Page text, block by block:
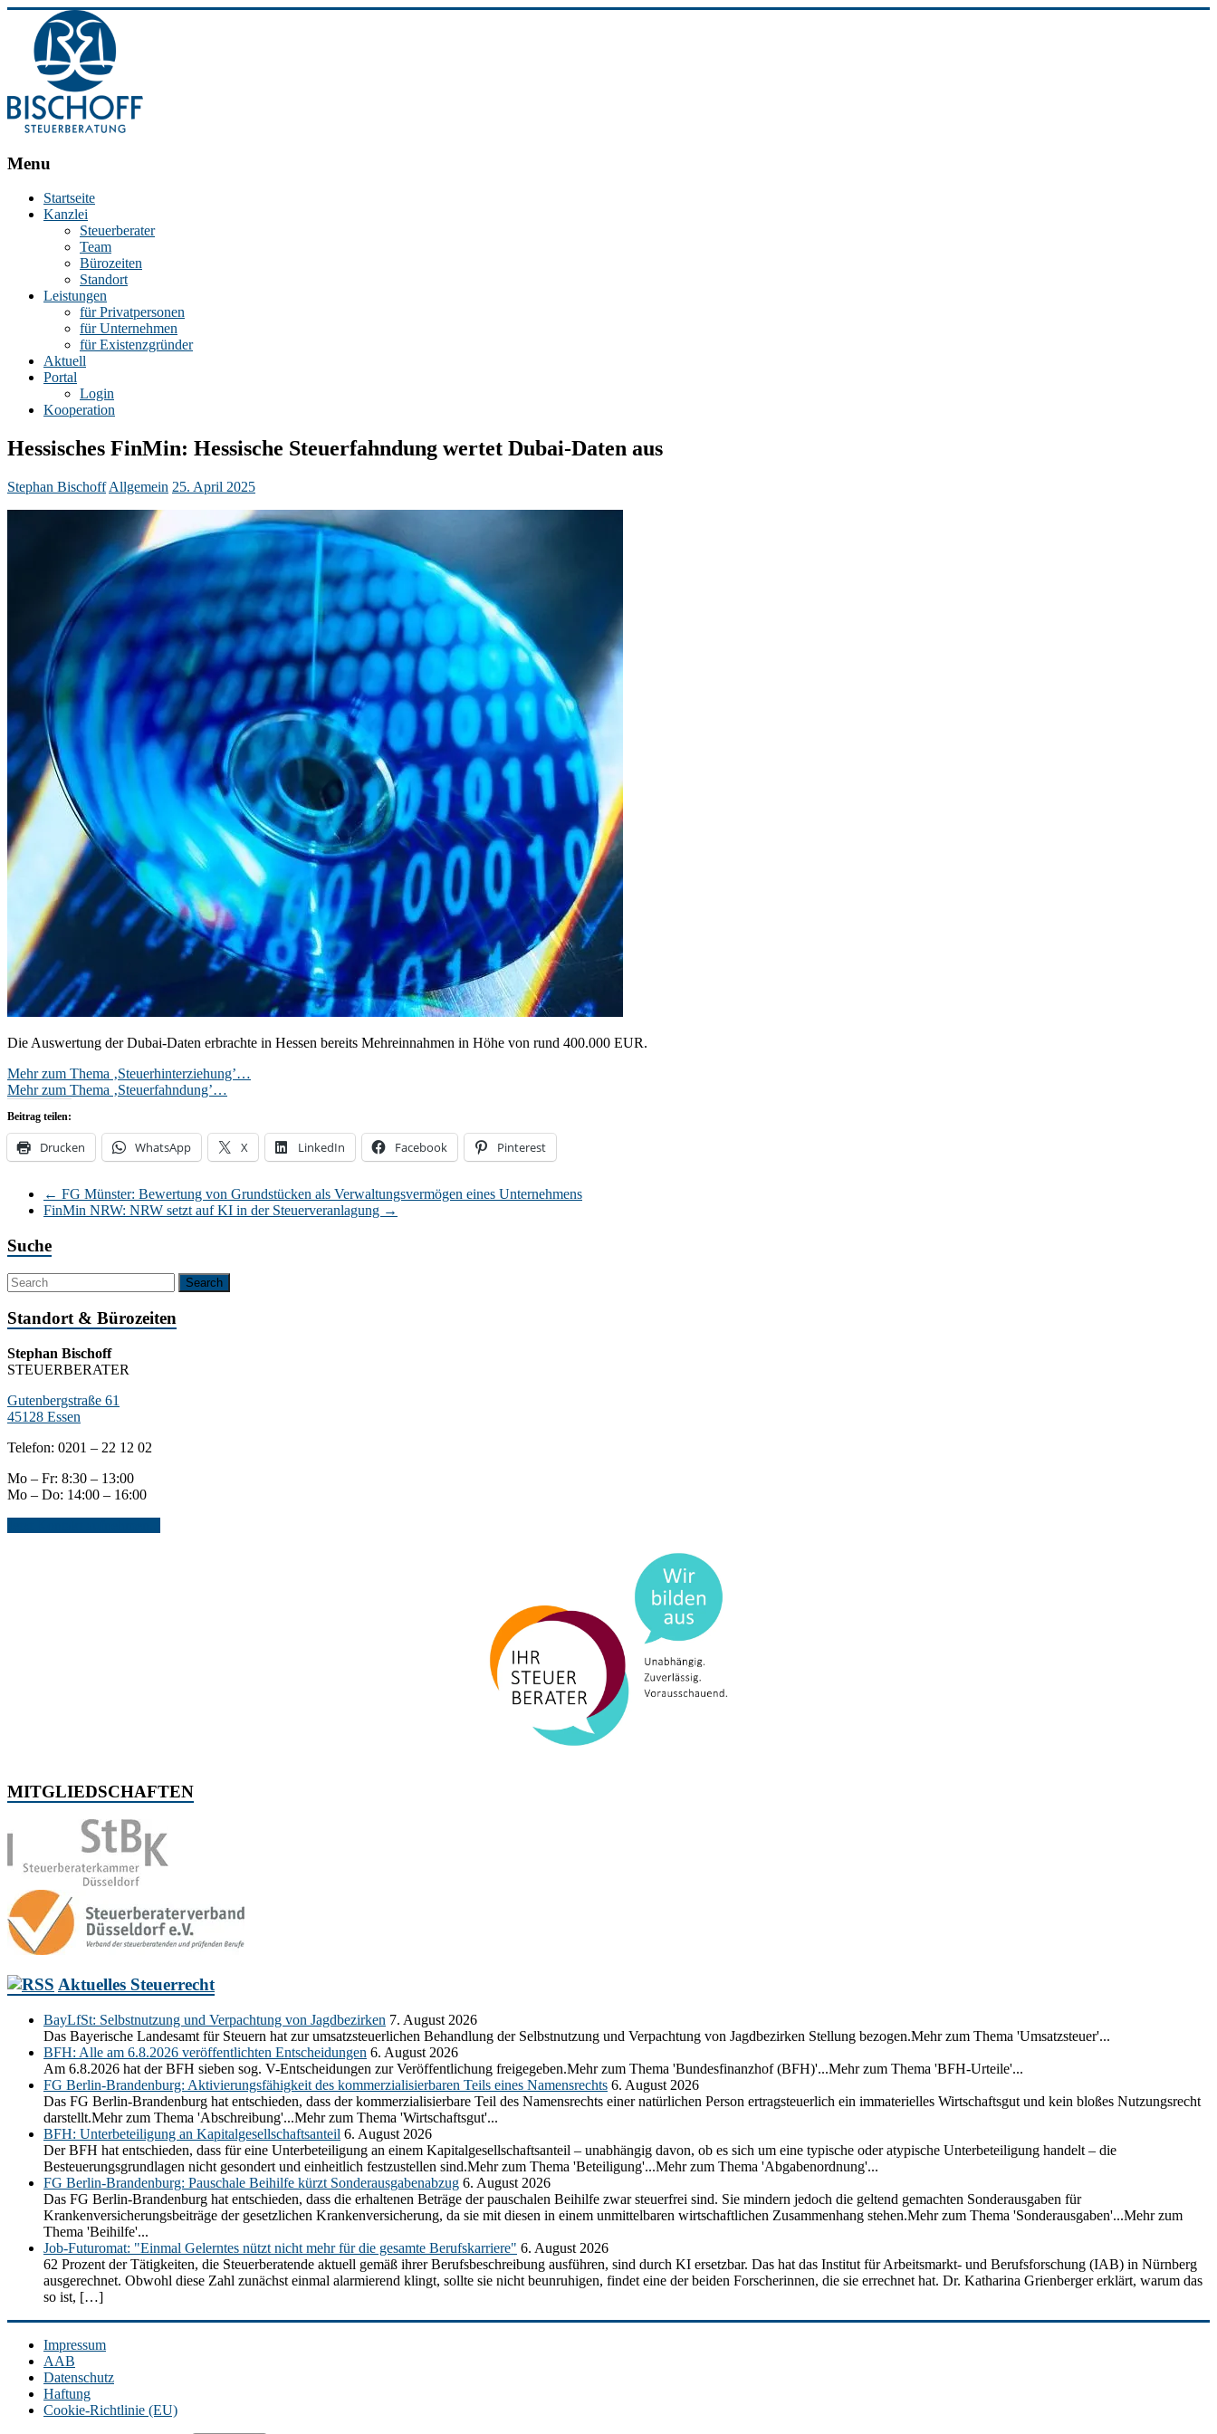
BISCHOFF
Stephan
Steuerberater
Essen
Menu
Startseite
Kanzlei
Steuerberater
Team
Bürozeiten
Standort
Leistungen
für Privatpersonen
für Unternehmen
für Existenzgründer
Aktuell
Portal
Login
Kooperation
Hessisches FinMin: Hessische Steuerfahndung wertet Dubai-Daten aus
Stephan Bischoff Allgemein 25. April 2025
Die Auswertung der Dubai-Daten erbrachte in Hessen bereits Mehreinnahmen in Höhe von rund 400.000 EUR.
Mehr zum Thema ‚Steuerhinterziehung’…
Mehr zum Thema ‚Steuerfahndung’…
Beitrag teilen:
Drucken WhatsApp X LinkedIn Facebook Pinterest
← FG Münster: Bewertung von Grundstücken als Verwaltungsvermögen eines Unternehmens
FinMin NRW: NRW setzt auf KI in der Steuerveranlagung →
Suche
Standort & Bürozeiten
Stephan Bischoff
STEUERBERATER
Gutenbergstraße 61
45128 Essen
Telefon: 0201 – 22 12 02
Mo – Fr: 8:30 – 13:00
Mo – Do: 14:00 – 16:00
MITGLIEDSCHAFTEN
Aktuelles Steuerrecht
BayLfSt: Selbstnutzung und Verpachtung von Jagdbezirken 7. August 2026
Das Bayerische Landesamt für Steuern hat zur umsatzsteuerlichen Behandlung der Selbstnutzung und Verpachtung von Jagdbezirken Stellung bezogen.Mehr zum Thema 'Umsatzsteuer'...
BFH: Alle am 6.8.2026 veröffentlichten Entscheidungen 6. August 2026
Am 6.8.2026 hat der BFH sieben sog. V-Entscheidungen zur Veröffentlichung freigegeben.Mehr zum Thema 'Bundesfinanzhof (BFH)'...Mehr zum Thema 'BFH-Urteile'...
FG Berlin-Brandenburg: Aktivierungsfähigkeit des kommerzialisierbaren Teils eines Namensrechts 6. August 2026
Das FG Berlin-Brandenburg hat entschieden, dass der kommerzialisierbare Teil des Namensrechts einer natürlichen Person ertragsteuerlich ein immaterielles Wirtschaftsgut und kein bloßes Nutzungsrecht
darstellt.Mehr zum Thema 'Abschreibung'...Mehr zum Thema 'Wirtschaftsgut'...
BFH: Unterbeteiligung an Kapitalgesellschaftsanteil 6. August 2026
Der BFH hat entschieden, dass für eine Unterbeteiligung an einem Kapitalgesellschaftsanteil – unabhängig davon, ob es sich um eine typische oder atypische Unterbeteiligung handelt – die
Besteuerungsgrundlagen nicht gesondert und einheitlich festzustellen sind.Mehr zum Thema 'Beteiligung'...Mehr zum Thema 'Abgabenordnung'...
FG Berlin-Brandenburg: Pauschale Beihilfe kürzt Sonderausgabenabzug 6. August 2026
Das FG Berlin-Brandenburg hat entschieden, dass die erhaltenen Beträge der pauschalen Beihilfe zwar steuerfrei sind. Sie mindern jedoch die geltend gemachten Sonderausgaben für
Krankenversicherungsbeiträge der gesetzlichen Krankenversicherung, da sie mit diesen in einem unmittelbaren wirtschaftlichen Zusammenhang stehen.Mehr zum Thema 'Sonderausgaben'...Mehr zum
Thema 'Beihilfe'...
Job-Futuromat: "Einmal Gelerntes nützt nicht mehr für die gesamte Berufskarriere" 6. August 2026
62 Prozent der Tätigkeiten, die Steuerberatende aktuell gemäß ihrer Berufsbeschreibung ausführen, sind durch KI ersetzbar. Das hat das Institut für Arbeitsmarkt- und Berufsforschung (IAB) in Nürnberg
ausgerechnet. Obwohl diese Zahl zunächst einmal alarmierend klingt, sollte sie nicht beunruhigen, findet eine der beiden Forscherinnen, die sie errechnet hat. Dr. Katharina Grienberger erklärt, warum das
so ist, […]
Impressum
AAB
Datenschutz
Haftung
Cookie-Richtlinie (EU)